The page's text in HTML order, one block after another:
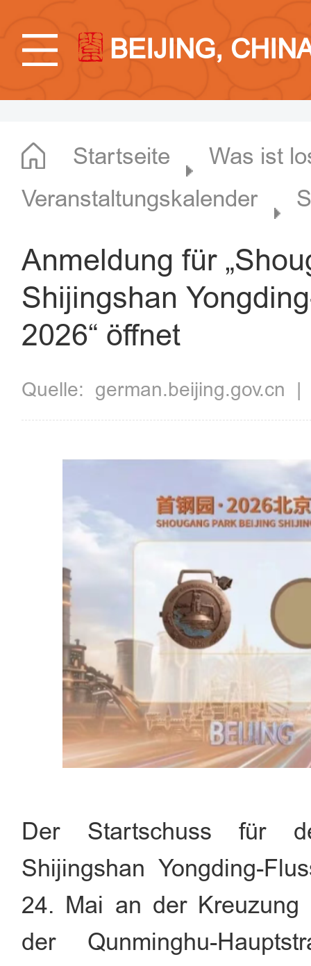
BEIJING,
Startseite
Was ist
Veranstaltungskalender
Anmeldung für
Shijingshan
2026“ öffnet
Quelle: german.beijing.gov.cn
Der Startschuss für
Shijingshan Yongding-
24. Mai an der Kreuzung
der Qunminghu-